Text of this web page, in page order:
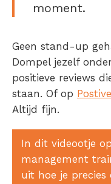
moment.
Geen stand-up
Dompel jezelf
positieve reviews
staan. Of op
Altijd fijn.
In dit videootje
management
uit hoe je